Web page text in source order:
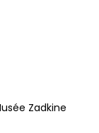
Zadkine